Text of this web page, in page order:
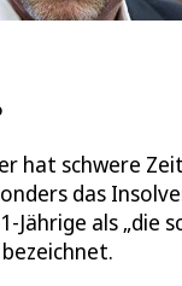
hat schwere
das
Jährige als „die